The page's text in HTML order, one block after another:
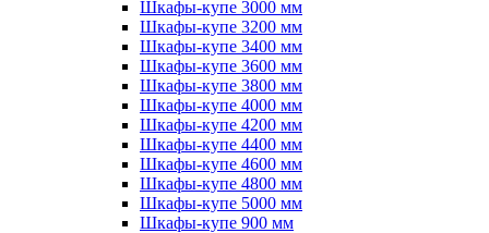
Шкафы-купе 3000 мм
Шкафы-купе 3200 мм
Шкафы-купе 3400 мм
Шкафы-купе 3600 мм
Шкафы-купе 3800 мм
Шкафы-купе 4000 мм
Шкафы-купе 4200 мм
Шкафы-купе 4400 мм
Шкафы-купе 4600 мм
Шкафы-купе 4800 мм
Шкафы-купе 5000 мм
Шкафы-купе 900 мм